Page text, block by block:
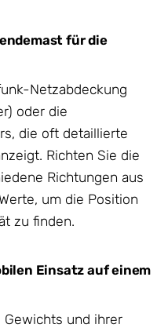
für die
Netzabdeckung
oder die
die oft detaillierte
Richten Sie die
Richtungen aus
um die Position
zu finden.
Einsatz auf einem
Gewichts und ihrer